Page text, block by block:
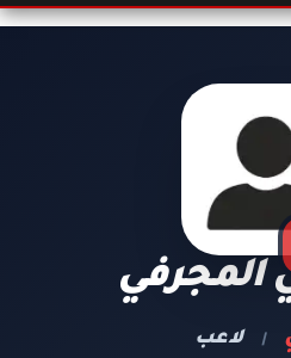
المجرفي
| لاعب